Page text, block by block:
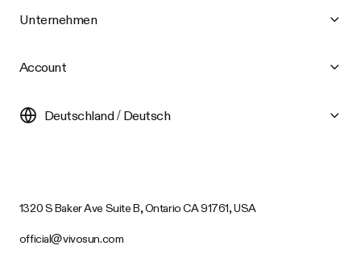
Unternehmen
Account
Deutschland / Deutsch
1320 S Baker Ave Suite B, Ontario CA 91761, USA
official@vivosun.com